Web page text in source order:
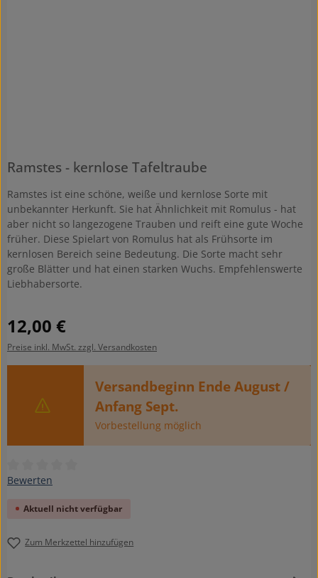
Ramstes - kernlose Tafeltraube
Ramstes ist eine schöne, weiße und kernlose Sorte mit
unbekannter Herkunft. Sie hat Ähnlichkeit mit Romulus - hat
aber nicht so langezogene Trauben und reift eine gute Woche
früher. Diese Spielart von Romulus hat als Frühsorte im
kernlosen Bereich seine Bedeutung. Die Sorte macht sehr
große Blätter und hat einen starken Wuchs. Empfehlenswerte
Liebhabersorte.
Regulärer Preis:
12,00 €
Preise inkl. MwSt. zzgl. Versandkosten
Versandbeginn Ende August /
Anfang Sept.
Vorbestellung möglich
Durchschnittliche Bewertung von 0 von 5 Sternen
Bewerten
Aktuell nicht verfügbar
Zum Merkzettel hinzufügen